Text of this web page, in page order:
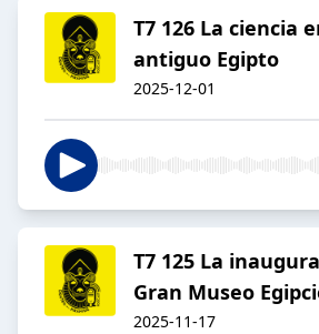
T7 126 La ciencia
antiguo Egipto
2025-12-01
T7 125 La
Gran Museo
2025-11-17